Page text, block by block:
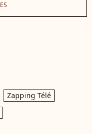
Zapping Télé